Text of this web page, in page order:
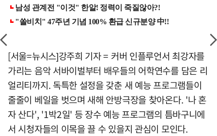
[서울=뉴시스]강주희 기자 = 커버 인플루언서 최강자를
가리는 음악 서바이벌부터 배우들의 어학연수를 담은 리
얼리티까지. 독특한 설정을 갖춘 새 예능 프로그램들이
줄줄이 베일을 벗으며 새해 안방극장을 찾아온다. '나 혼
자 산다', '1박2일' 등 장수 예능 프로그램의 틈바구니에
서 시청자들의 이목을 끌 수 있을지 관심이 모인다.